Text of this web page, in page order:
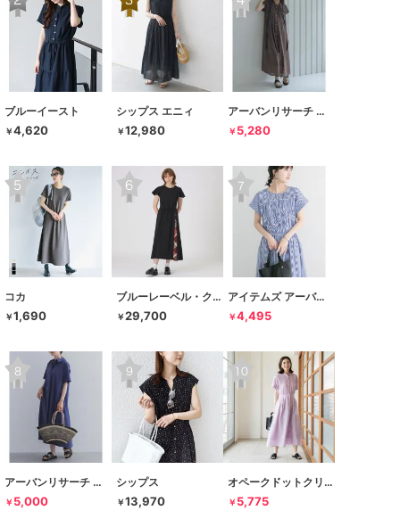
ブルーイースト
￥4,620
シップス エニィ
￥12,980
アーバンリサーチ サニーレーベル
￥ 5,280
コカ
￥1,690
ブルーレーベル・クレストブリッジ
￥29,700
アイテムズ アーバンリサーチ
￥4,495
アーバンリサーチ ドアーズ
￥ 5,000
シップス
￥13,970
オペークドットクリップ
￥ 5,775